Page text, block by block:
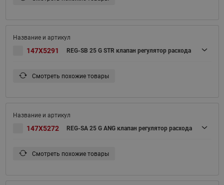
147X5291 REG-SB 25 G STR клапан регулятор расхода
Смотреть похожие товары
147X5272 REG-SA 25 G ANG клапан регулятор расхода
Смотреть похожие товары